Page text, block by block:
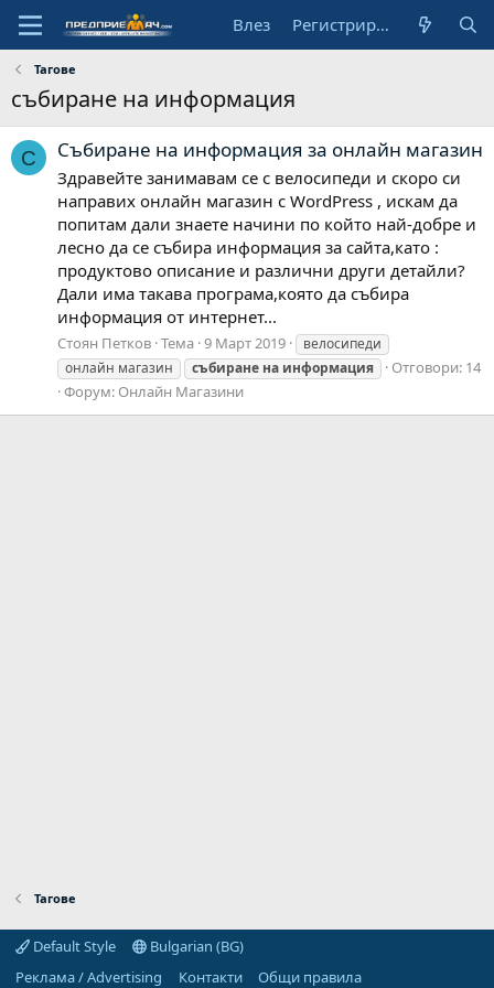
Влез Регистрирай се
Тагове
събиране на информация
С Събиране на информация за онлайн магазин
Здравейте занимавам се с велосипеди и скоро си
направих онлайн магазин с WordPress , искам да
попитам дали знаете начини по който най-добре и
лесно да се събира информация за сайта,като :
продуктово описание и различни други детайли?
Дали има такава програма,която да събира
информация от интернет...
Стоян Петков Тема 9 Март 2019
велосипеди
онлайн магазин
събиране на информация
Отговори: 14
Форум: Онлайн Магазини
Тагове
Default Style
Bulgarian (BG)
Реклама / Advertising
Контакти
Общи правила